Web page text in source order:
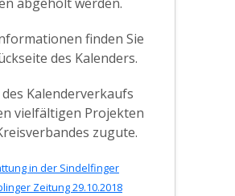
finden Sie
des Kalenders.
Kalenderverkaufs
vielfältigen Projekten
zugute.
in der Sindelfinger
Zeitung 29.10.2018